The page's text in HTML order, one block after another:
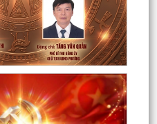
thực hành tốt sẵn có”
danh trên bảng hiệu tại các
cường công tác quản lý
tổ chức lấy mẫu sinh phẩm
định được thông tin để